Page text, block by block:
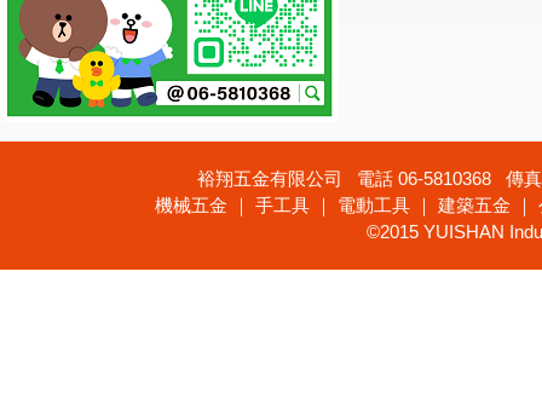
裕翔五金有限公司 電話 06-5810368 傳
機械五金 ｜ 手工具 ｜ 電動工具 ｜ 建築五金
©2015 YUISHAN